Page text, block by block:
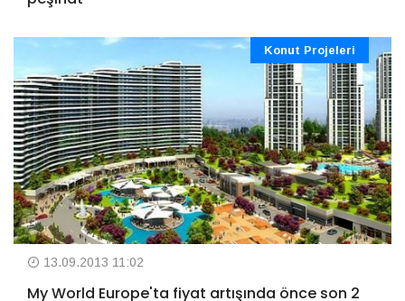
Konut Projeleri
13.09.2013 11:02
My World Europe'ta fiyat artışında önce son 2